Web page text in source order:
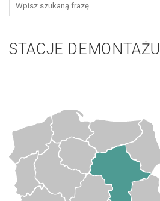
STACJE DEMONTAŻU